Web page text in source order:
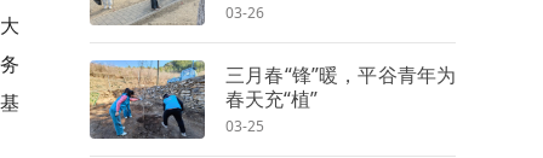
03-26
三月春“锋”暖，平谷青年为
春天充“植”
03-25